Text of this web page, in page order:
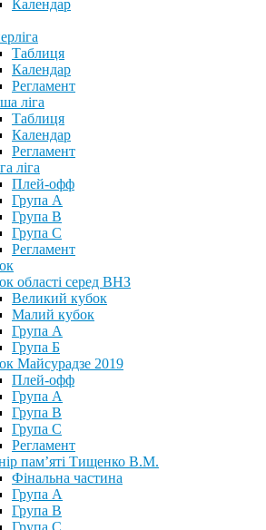
Календар
Таблиця
Календар
Регламент
ліга
Таблиця
Календар
Регламент
ліга
Плей-офф
Група А
Група В
Група С
Регламент
області серед ВНЗ
Великий кубок
Малий кубок
Група А
Група Б
Майсурадзе 2019
Плей-офф
Група А
Група В
Група С
Регламент
пам’яті Тищенко В.М.
Фінальна частина
Група А
Група В
Група С